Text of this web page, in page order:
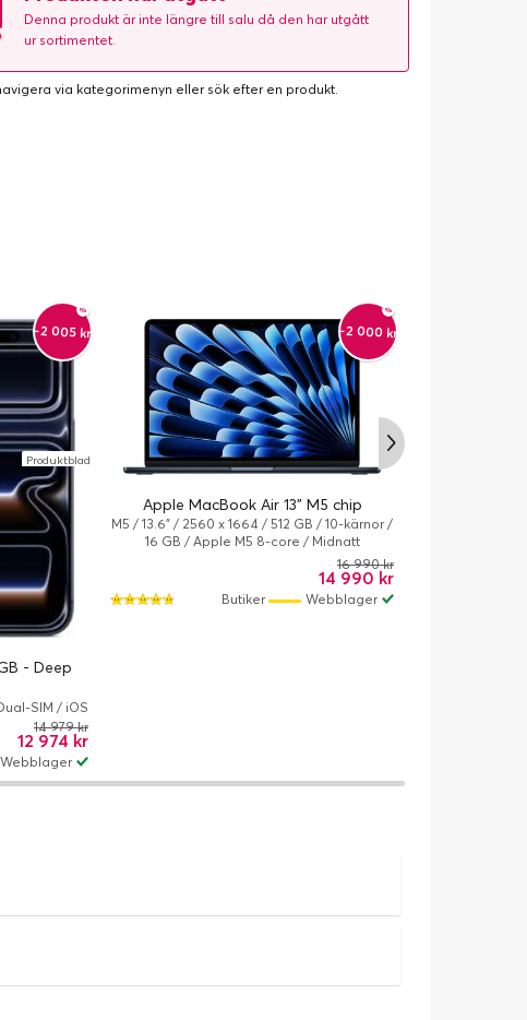
Denna produkt är inte längre till salu då den har utgått
ur sortimentet.
via kategorimenyn eller sök efter en produkt.
-2 005 kr
- Deep
SIM / iOS
Produktblad
12 974 kr
14 979 kr
Webblager
-2 000 kr
Apple MacBook Air 13" M5 chip
M5 / 13.6" / 2560 x 1664 / 512 GB / 10-kärnor /
16 GB / Apple M5 8-core / Midnatt
14 990 kr
16 990 kr
Webblager
Butiker